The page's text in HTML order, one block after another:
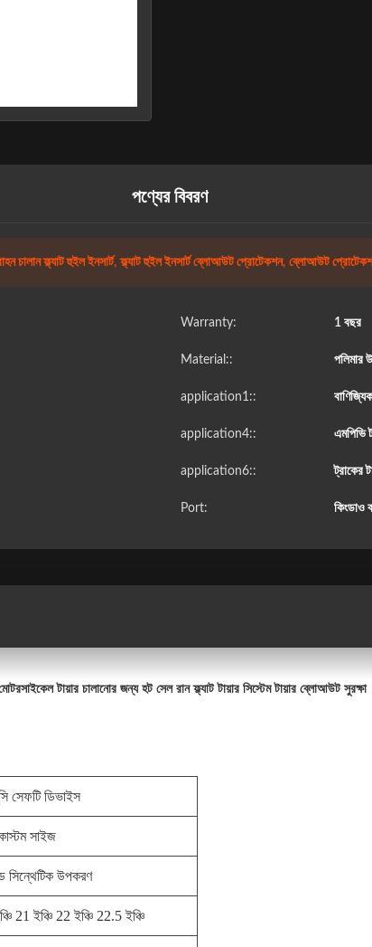
পণ্যের বিবরণ
চালান ফ্ল্যাট হুইল ইনসার্ট,ফ্ল্যাট হুইল ইনসার্ট ব্লোআউট প্রোটেকশন, ব্লোআউট প্রোটেকশন
Warranty: 1 বছর
Material:: পলিমার
application1::
application4:: এমপিভি
application6:: ট্রাকের
Port: কিংডাও
টায়ার চালানোর জন্য হট সেল রান ফ্ল্যাট টায়ার সিস্টেম টায়ার ব্লোআউট সুরক্ষা
সেফটি ডিভাইস
সাইজ
সিন্থেটিক উপকরণ
21 ইঞ্চি 22 ইঞ্চি 22.5 ইঞ্চি